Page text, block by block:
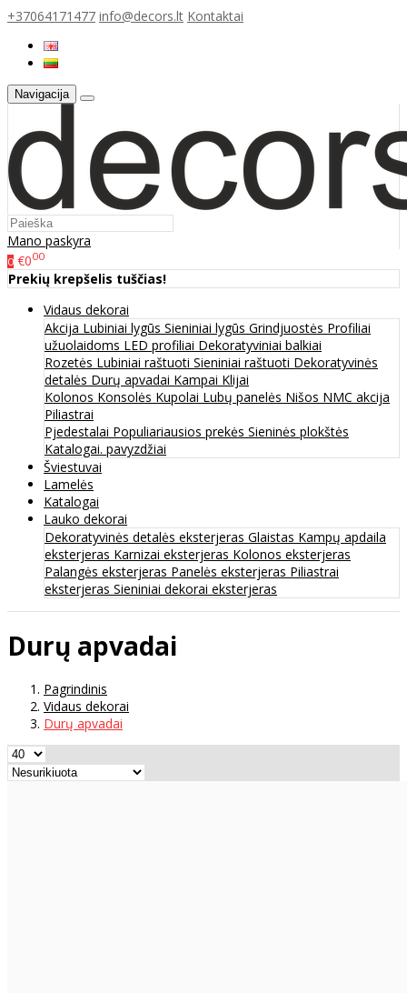
+37064171477 info@decors.lt Kontaktai
Navigacija
Mano paskyra
0 €000
Prekių krepšelis tuščias!
Vidaus dekorai
Akcija Lubiniai lygūs Sieniniai lygūs Grindjuostės Profiliai
užuolaidoms LED profiliai Dekoratyviniai balkiai
Rozetės Lubiniai raštuoti Sieniniai raštuoti Dekoratyvinės
detalės Durų apvadai Kampai Klijai
Kolonos Konsolės Kupolai Lubų panelės Nišos NMC akcija
Piliastrai
Pjedestalai Populiariausios prekės Sieninės plokštės
Katalogai. pavyzdžiai
Šviestuvai
Lamelės
Katalogai
Lauko dekorai
Dekoratyvinės detalės eksterjeras Glaistas Kampų apdaila
eksterjeras Karnizai eksterjeras Kolonos eksterjeras
Palangės eksterjeras Panelės eksterjeras Piliastrai
eksterjeras Sieniniai dekorai eksterjeras
Durų apvadai
Pagrindinis
Vidaus dekorai
Durų apvadai